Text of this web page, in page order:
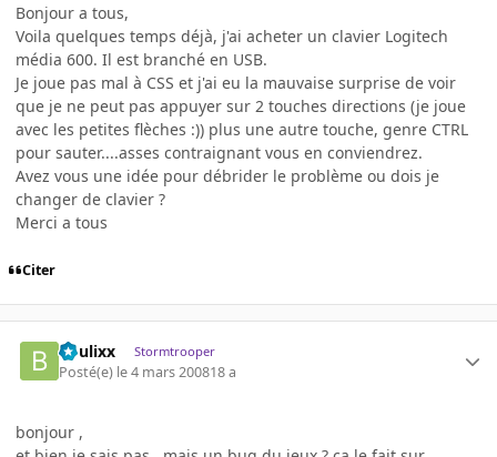
Bonjour a tous,
Voila quelques temps déjà, j'ai acheter un clavier Logitech
média 600. Il est branché en USB.
Je joue pas mal à CSS et j'ai eu la mauvaise surprise de voir
que je ne peut pas appuyer sur 2 touches directions (je joue
avec les petites flèches :)) plus une autre touche, genre CTRL
pour sauter....asses contraignant vous en conviendrez.
Avez vous une idée pour débrider le problème ou dois je
changer de clavier ?
Merci a tous
Citer
boulixx Stormtrooper
Posté(e) le 4 mars 200818 a
bonjour ,